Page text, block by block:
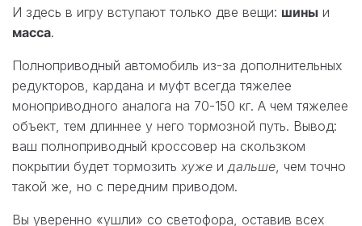
И здесь в игру вступают только две вещи: шины и
масса.
Полноприводный автомобиль из-за дополнительных
редукторов, кардана и муфт всегда тяжелее
моноприводного аналога на 70-150 кг. А чем тяжелее
объект, тем длиннее у него тормозной путь. Вывод:
ваш полноприводный кроссовер на скользком
покрытии будет тормозить хуже и дальше , чем точно
такой же, но с передним приводом.
Вы уверенно «ушли» со светофора, оставив всех